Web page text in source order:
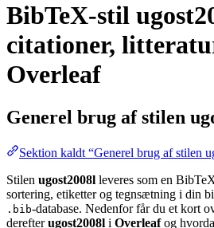
BibTeX-stil
citationer,
Overleaf
Generel brug af stilen
Sektion kaldt “Generel brug af stilen
Stilen ugost2008l leveres som en
sortering, etiketter og tegnsætning i din
.bib-database. Nedenfor får du et kort
derefterugost2008l i Overleafog